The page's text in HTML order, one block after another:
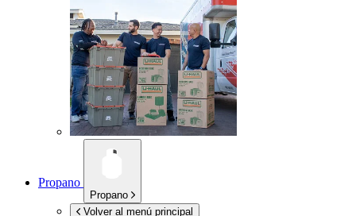
Propano
Propano
Volver al menú principal